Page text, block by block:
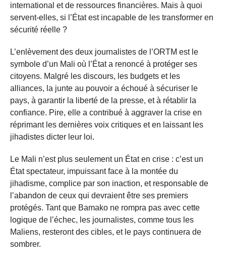
international et de ressources financières. Mais à quoi
servent-elles, si l’État est incapable de les transformer en
sécurité réelle ?
L’enlèvement des deux journalistes de l’ORTM est le
symbole d’un Mali où l’État a renoncé à protéger ses
citoyens. Malgré les discours, les budgets et les
alliances, la junte au pouvoir a échoué à sécuriser le
pays, à garantir la liberté de la presse, et à rétablir la
confiance. Pire, elle a contribué à aggraver la crise en
réprimant les dernières voix critiques et en laissant les
jihadistes dicter leur loi.
Le Mali n’est plus seulement un État en crise : c’est un
État spectateur, impuissant face à la montée du
jihadisme, complice par son inaction, et responsable de
l’abandon de ceux qui devraient être ses premiers
protégés. Tant que Bamako ne rompra pas avec cette
logique de l’échec, les journalistes, comme tous les
Maliens, resteront des cibles, et le pays continuera de
sombrer.